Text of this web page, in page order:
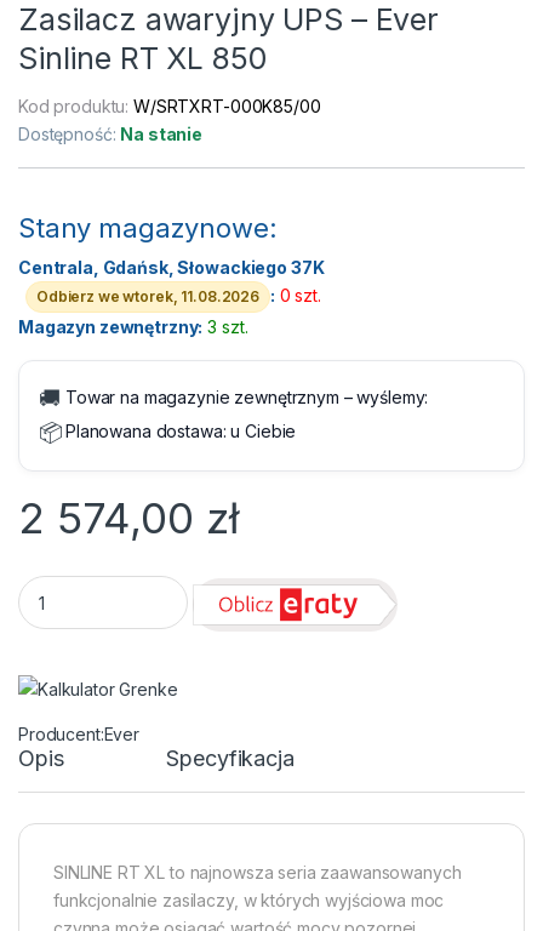
Zasilacz awaryjny UPS – Ever
Sinline RT XL 850
Kod produktu:W/SRTXRT-000K85/00
Dostępność: Na stanie
Stany magazynowe:
Centrala, Gdańsk, Słowackiego 37K
Odbierz we wtorek, 11.08.2026 : 0 szt.
Magazyn zewnętrzny: 3 szt.
🚚 Towar na magazynie zewnętrznym – wyślemy:
📦Planowana dostawa:u Ciebie
2 574,00 zł
Zasilacz awaryjny UPS - Ever Sinline RT XL 850 quantity
Ever
Opis Specyfikacja
SINLINE RT XL to najnowsza seria zaawansowanych
funkcjonalnie zasilaczy, w których wyjściowa moc